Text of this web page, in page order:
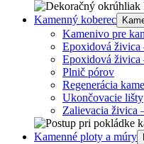
Kamenný koberec
Kamenivo pre
Epoxidová živica
Epoxidová živica
Plnič pórov
Regenerácia
Ukončovacie lišty
Zalievacia živica
Kamenné ploty a múry